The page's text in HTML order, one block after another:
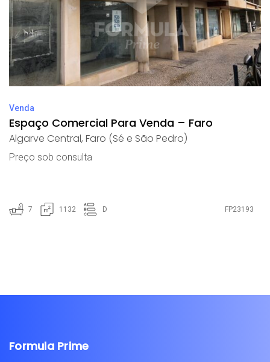
Venda
Espaço Comercial Para Venda – Faro
Algarve Central, Faro (Sé e São Pedro)
Preço sob consulta
7 1132 D FP23193
Formula Prime